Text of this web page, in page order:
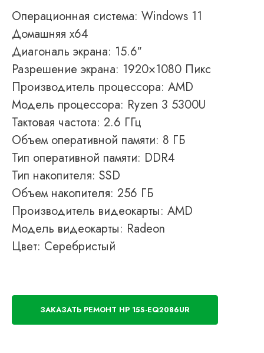
Операционная система: Windows 11
Домашняя x64
Диагональ экрана: 15.6″
Разрешение экрана: 1920×1080 Пикс
Производитель процессора: AMD
Модель процессора: Ryzen 3 5300U
Тактовая частота: 2.6 ГГц
Объем оперативной памяти: 8 ГБ
Тип оперативной памяти: DDR4
Тип накопителя: SSD
Объем накопителя: 256 ГБ
Производитель видеокарты: AMD
Модель видеокарты: Radeon
Цвет: Серебристый
ЗАКАЗАТЬ РЕМОНТ HP 15S-EQ2086UR